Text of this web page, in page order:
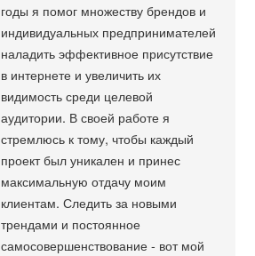
годы я помог множеству брендов и
индивидуальных предпринимателей
наладить эффективное присутствие
в интернете и увеличить их
видимость среди целевой
аудитории. В своей работе я
стремлюсь к тому, чтобы каждый
проект был уникален и принес
максимальную отдачу моим
клиентам. Следить за новыми
трендами и постоянное
самосовершенствование - вот мой